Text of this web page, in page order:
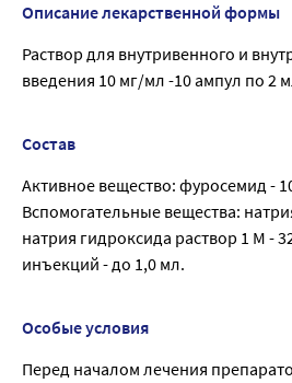
Описание лекарственной формы
Раствор для внутривенного и
введения 10 мг/мл -10 ампул по 2
Состав
Активное вещество: фуросемид -
Вспомогательные вещества:
натрия гидроксида раствор 1 М -
инъекций - до 1,0 мл.
Особые условия
Перед началом лечения